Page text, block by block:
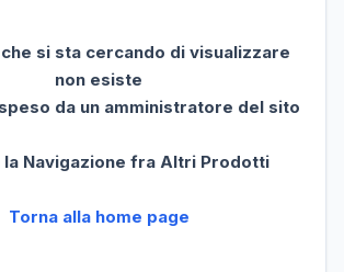
si sta cercando di visualizzare
non esiste
da un amministratore del sito
la Navigazione fra Altri Prodotti
Torna alla home page